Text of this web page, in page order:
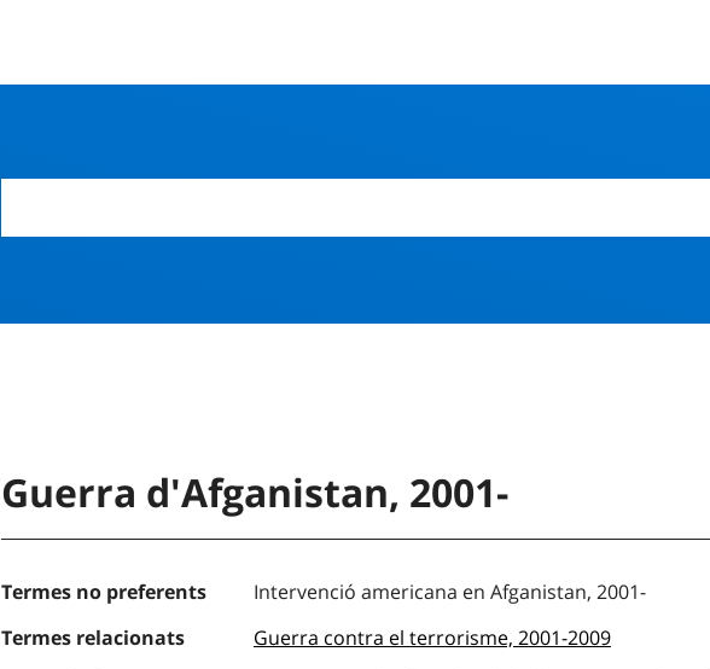
Guerra d'Afganistan, 2001-
Termes no preferents
Intervenció americana en Afganistan, 2001-
Termes relacionats
Guerra contra el terrorisme, 2001-2009